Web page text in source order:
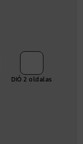
DIÓ 2 oldalas